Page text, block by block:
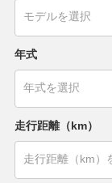
年式
走行距離（km）